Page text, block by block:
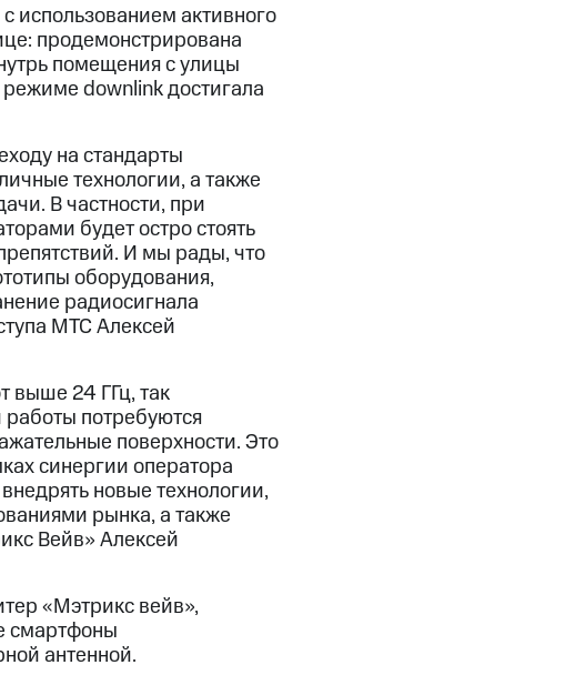
использованием активного
продемонстрирована
помещения с улицы
режиме downlink достигала
на стандарты
технологии, а также
В частности, при
будет остро стоять
И мы рады, что
оборудования,
радиосигнала
МТС Алексей
выше 24 ГГц, так
потребуются
поверхности. Это
синергии оператора
новые технологии,
рынка, а также
Вейв» Алексей
«Мэтрикс вейв»,
смартфоны
антенной.